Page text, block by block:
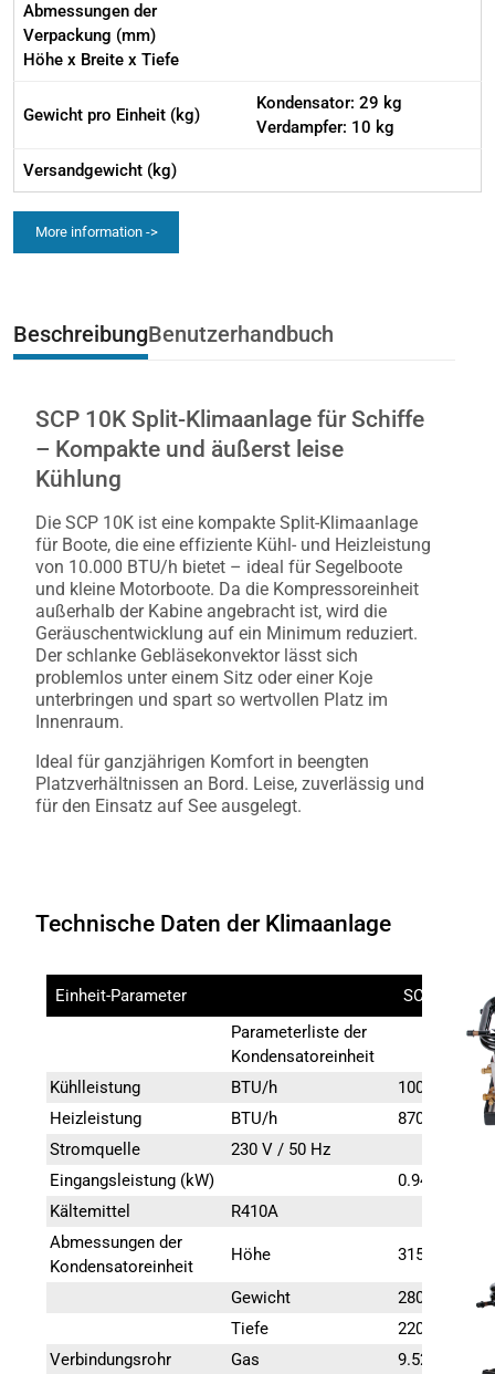
Abmessungen der
Verpackung (mm)
Höhe x Breite x Tiefe
Gewicht pro Einheit (kg)
Kondensator: 29 kg
Verdampfer: 10 kg
Versandgewicht (kg)
More information ->
BeschreibungBenutzerhandbuch
SCP 10K Split-Klimaanlage für Schiffe
– Kompakte und äußerst leise
Kühlung
Die SCP 10K ist eine kompakte Split-Klimaanlage
für Boote, die eine effiziente Kühl- und Heizleistung
von 10.000 BTU/h bietet – ideal für Segelboote
und kleine Motorboote. Da die Kompressoreinheit
außerhalb der Kabine angebracht ist, wird die
Geräuschentwicklung auf ein Minimum reduziert.
Der schlanke Gebläsekonvektor lässt sich
problemlos unter einem Sitz oder einer Koje
unterbringen und spart so wertvollen Platz im
Innenraum.
Ideal für ganzjährigen Komfort in beengten
Platzverhältnissen an Bord. Leise, zuverlässig und
für den Einsatz auf See ausgelegt.
Technische Daten der Klimaanlage
Einheit-Parameter
SCP 10
Parameterliste der
Kondensatoreinheit
Kühlleistung
BTU/h
10000
Heizleistung
BTU/h
8700
Stromquelle
230 V / 50 Hz
Eingangsleistung (kW)
0.94
Kältemittel
R410A
Abmessungen der
Kondensatoreinheit
Höhe 315
Gewicht
280
Tiefe
220
Verbindungsrohr
Gas 9.52